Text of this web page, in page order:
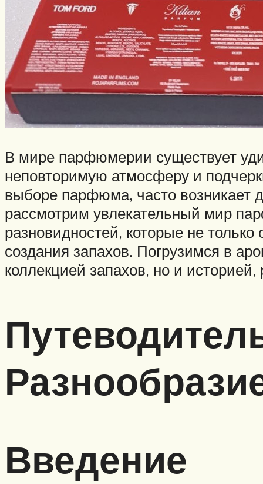
В мире парфюмерии существует
неповторимую атмосферу и
выборе парфюма, часто возникает
рассмотрим увлекательный мир
разновидностей, которые не
создания запахов. Погрузимся в
коллекцией запахов, но и
Введение